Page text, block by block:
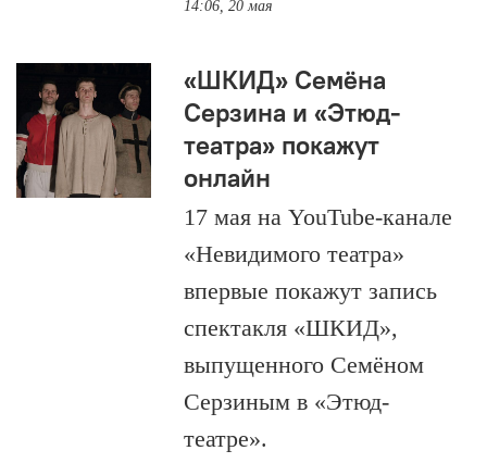
14:06, 20 мая
«ШКИД» Семёна
Серзина и «Этюд-
театра» покажут
онлайн
17 мая на YouTube-канале
«Невидимого театра»
впервые покажут запись
спектакля «ШКИД»,
выпущенного Семёном
Серзиным в «Этюд-
театре».